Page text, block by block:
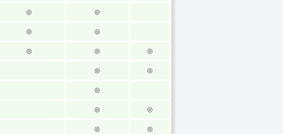
◎ ◎
◎ ◎
◎ ◎ ◎
◎ ◎
◎
◎ ◎
◎ ◎